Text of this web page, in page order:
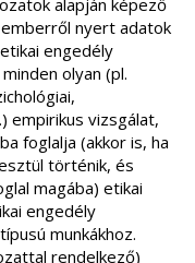
alapján képező
nyert adatok
engedély
olyan (pl.
empirikus vizsgálat,
foglalja (akkor is, ha
történik, és
magába) etikai
engedély
munkákhoz.
rendelkező)